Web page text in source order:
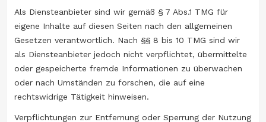
Als Diensteanbieter sind wir gemäß § 7 Abs.1 TMG für
eigene Inhalte auf diesen Seiten nach den allgemeinen
Gesetzen verantwortlich. Nach §§ 8 bis 10 TMG sind wir
als Diensteanbieter jedoch nicht verpflichtet, übermittelte
oder gespeicherte fremde Informationen zu überwachen
oder nach Umständen zu forschen, die auf eine
rechtswidrige Tätigkeit hinweisen.
Verpflichtungen zur Entfernung oder Sperrung der Nutzung